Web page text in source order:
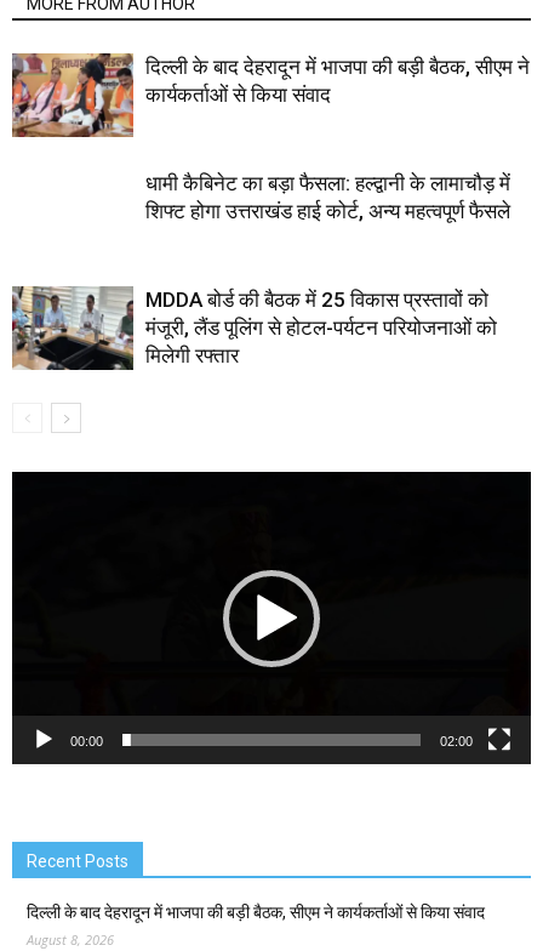
दिल्ली के बाद देहरादून में भाजपा की बड़ी बैठक, सीएम ने
कार्यकर्ताओं से किया संवाद
धामी कैबिनेट का बड़ा फैसला: हल्द्वानी के लामाचौड़ में
शिफ्ट होगा उत्तराखंड हाई कोर्ट, अन्य महत्वपूर्ण फैसले
MDDA बोर्ड की बैठक में 25 विकास प्रस्तावों को
मंजूरी, लैंड पूलिंग से होटल-पर्यटन परियोजनाओं को
मिलेगी रफ्तार
00:00 02:00
Recent Posts
दिल्ली के बाद देहरादून में भाजपा की बड़ी बैठक, सीएम ने कार्यकर्ताओं से किया संवाद
August 8, 2026